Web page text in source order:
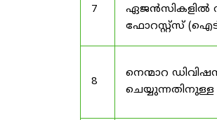
7
ഏജൻസികളിൽ
ഫോറസ്റ്റ്സ്
8
നെന്മാറ